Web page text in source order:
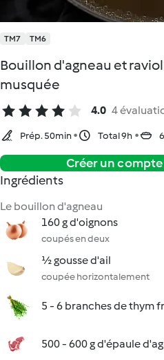
TM7 TM6
Bouillon d'agneau et
musquée
4.0 4
Prép. 50min Total 9h
Créer un
Ingrédients
Le bouillon d'agneau
160 g d'oignons
coupés en deux
½ gousse d'ail
coupée horizontalement
5 - 6 branches de thym
500 - 600 g d'épaule